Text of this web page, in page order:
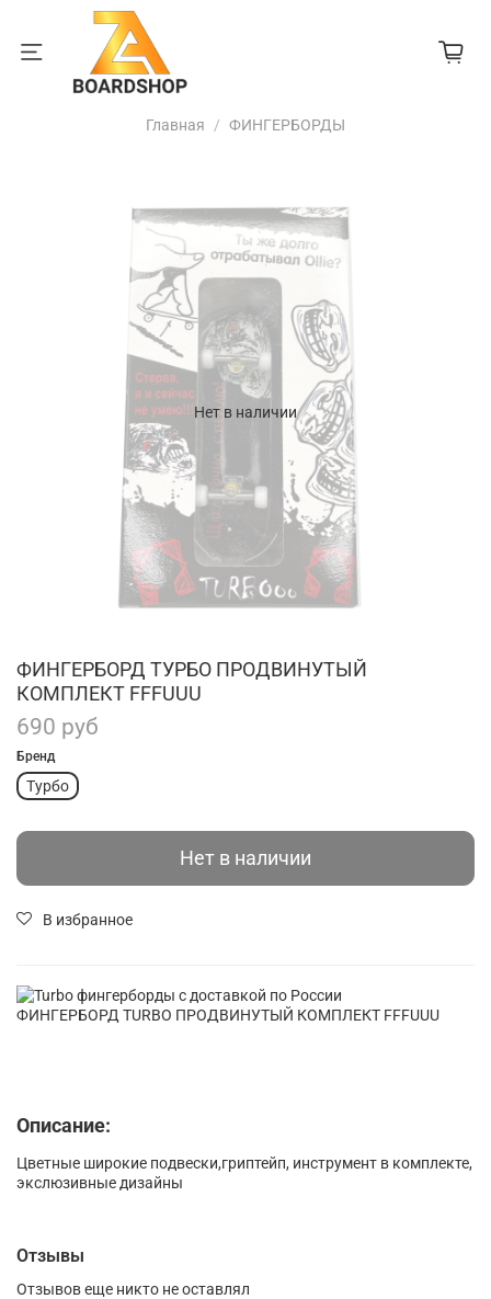
Главная ФИНГЕРБОРДЫ
Нет в наличии
ФИНГЕРБОРД ТУРБО ПРОДВИНУТЫЙ
КОМПЛЕКТ FFFUUU
690 руб
Бренд
Турбо
Нет в наличии
В избранное
ФИНГЕРБОРД TURBO ПРОДВИНУТЫЙ КОМПЛЕКТ FFFUUU
Описание:
Цветные широкие подвески,гриптейп, инструмент в комплекте,
экслюзивные дизайны
Отзывы
Отзывов еще никто не оставлял